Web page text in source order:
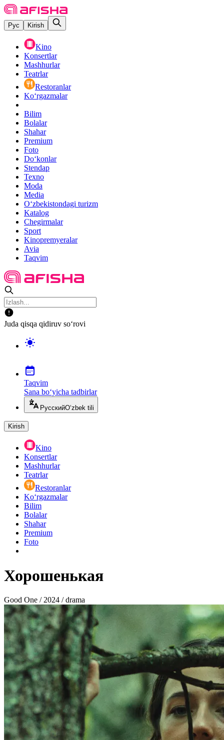
Рус Kirish
Kino
Konsertlar
Mashhurlar
Teatrlar
Restoranlar
Ko‘rgazmalar
Bilim
Bolalar
Shahar
Premium
Foto
Do‘konlar
Stendap
Texno
Moda
Media
O‘zbekistondagi turizm
Katalog
Chegirmalar
Sport
Kinopremyeralar
Avia
Taqvim
Juda qisqa qidiruv so‘rovi
Taqvim
Sana bo‘yicha tadbirlar
РусскийO‘zbek tili
Kirish
Kino
Konsertlar
Mashhurlar
Teatrlar
Restoranlar
Ko‘rgazmalar
Bilim
Bolalar
Shahar
Premium
Foto
Хорошенькая
Good One / 2024 / drama